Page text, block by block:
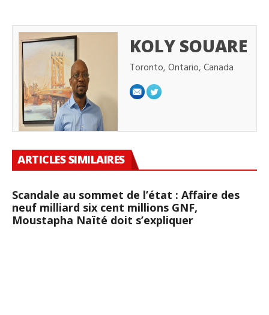
KOLY SOUARE
Toronto, Ontario, Canada
ARTICLES SIMILAIRES
Scandale au sommet de l’état : Affaire des
neuf milliard six cent millions GNF,
Moustapha Naïté doit s’expliquer